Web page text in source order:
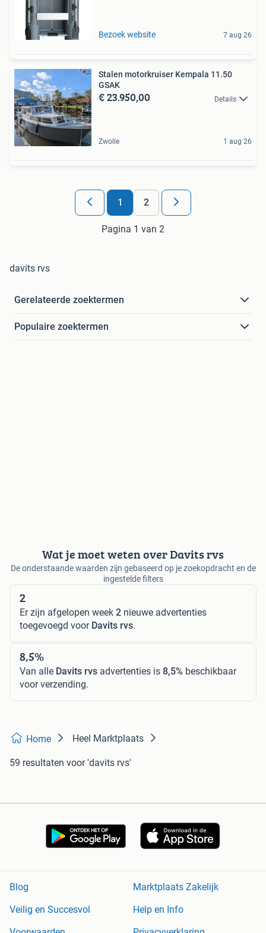
Bezoek website 7 aug 26
Stalen motorkruiser Kempala 11.50
GSAK
€ 23.950,00 Details
Zwolle 1 aug 26
1 2
Pagina 1 van 2
davits rvs
Gerelateerde zoektermen
Populaire zoektermen
Wat je moet weten over Davits rvs
De onderstaande waarden zijn gebaseerd op je zoekopdracht en de
ingestelde filters
2
Er zijn afgelopen week 2 nieuwe advertenties
toegevoegd voor Davits rvs.
8,5%
Van alle Davits rvs advertenties is 8,5% beschikbaar
voor verzending.
Home Heel Marktplaats
59 resultaten voor 'davits rvs'
Blog
Marktplaats Zakelijk
Veilig en Succesvol
Help en Info